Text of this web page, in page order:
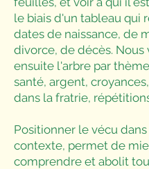
le biais d'un tableau qui
dates de naissance, de
divorce, de décès. Nous
ensuite l'arbre par
santé, argent,
dans la fratrie,
Positionner le vécu dans
contexte, permet de
comprendre et abolit